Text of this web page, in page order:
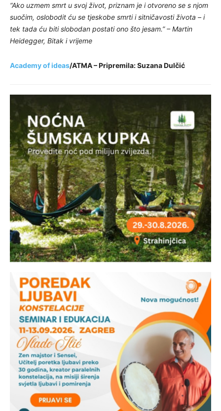
“Ako uzmem smrt u svoj život, priznam je i otvoreno se s njom
suočim, oslobodit ću se tjeskobe smrti i sitničavosti života – i
tek tada ću biti slobodan postati ono što jesam.” – Martin
Heidegger, Bitak i vrijeme
Academy of ideas/ATMA – Pripremila: Suzana Dulčić